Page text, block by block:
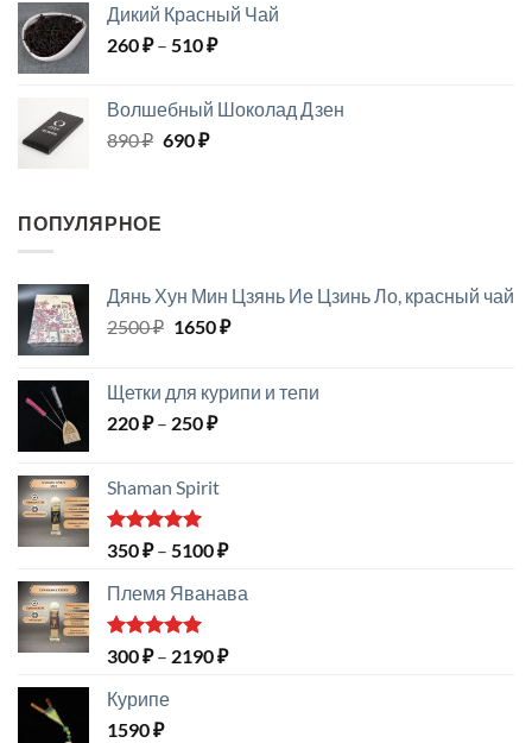
420 ₽.
Дикий Красный Чай
260₽ – 510₽Диапазон
–
Волшебный Шоколад Дзен
890₽ Первоначальная
690₽Текущая
ПОПУЛЯРНОЕ
Дянь Хун Мин Цзянь Ие Цзинь Ло, красный чай
2500₽ Первоначальная
2500 ₽.
1650₽Текущая
Щетки для курипи и тепи
220₽ – 250₽Диапазон
–
Shaman Spirit
Оценка
350₽ – 5100₽Диапазон
350 ₽
5100 ₽
Племя Яванава
Оценка
300₽ – 2190₽Диапазон
Курипе
1590₽